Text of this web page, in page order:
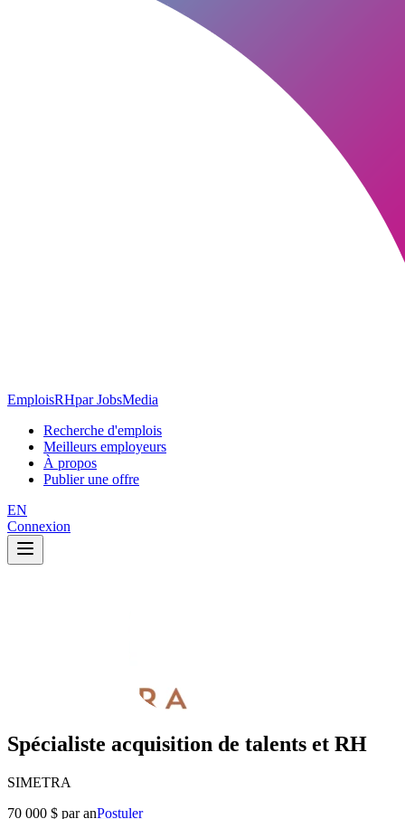
EmploisRHpar JobsMedia
Recherche d'emplois
Meilleurs employeurs
À propos
Publier une offre
EN
Connexion
Spécialiste acquisition de talents et RH
SIMETRA
70 000 $ par anPostuler